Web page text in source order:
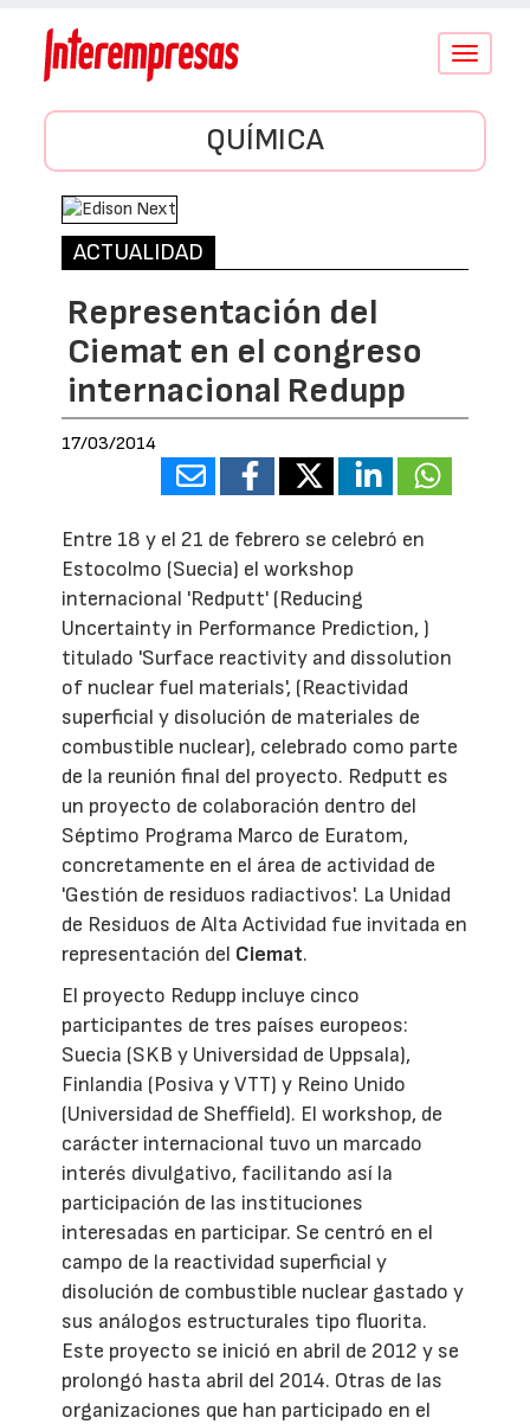
Conmutar
QUÍMICA
ACTUALIDAD
Representación del
Ciemat en el congreso
internacional Redupp
17/03/2014
Entre 18 y el 21 de febrero se celebró en
Estocolmo (Suecia) el workshop
internacional 'Redputt' (Reducing
Uncertainty in Performance Prediction, )
titulado 'Surface reactivity and dissolution
of nuclear fuel materials', (Reactividad
superficial y disolución de materiales de
combustible nuclear), celebrado como parte
de la reunión final del proyecto. Redputt es
un proyecto de colaboración dentro del
Séptimo Programa Marco de Euratom,
concretamente en el área de actividad de
'Gestión de residuos radiactivos'. La Unidad
de Residuos de Alta Actividad fue invitada en
representación del Ciemat.
El proyecto Redupp incluye cinco
participantes de tres países europeos:
Suecia (SKB y Universidad de Uppsala),
Finlandia (Posiva y VTT) y Reino Unido
(Universidad de Sheffield). El workshop, de
carácter internacional tuvo un marcado
interés divulgativo, facilitando así la
participación de las instituciones
interesadas en participar. Se centró en el
campo de la reactividad superficial y
disolución de combustible nuclear gastado y
sus análogos estructurales tipo fluorita.
Este proyecto se inició en abril de 2012 y se
prolongó hasta abril del 2014. Otras de las
organizaciones que han participado en el